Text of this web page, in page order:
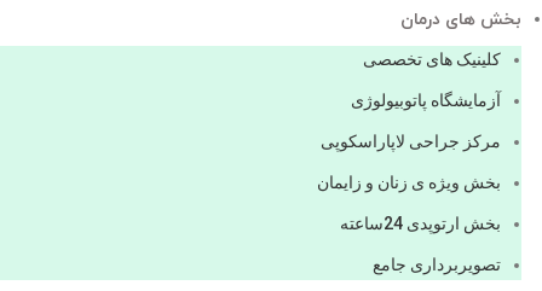
بخش های درمان
کلینیک های تخصصی
آزمایشگاه پاتوبیولوژی
مرکز جراحی لاپاراسکوپی
بخش ویژه ی زنان و زایمان
بخش ارتوپدی 24ساعته
تصویربرداری جامع